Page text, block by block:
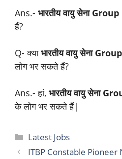
Ans.- भारतीय वायु सेना Group
हैं?
Q- क्याभारतीय वायु सेना
लोग भर सकते हैं?
Ans.- हां, भारतीय वायु सेना
के लोग भर सकते हैं|
Categories
Latest Jobs
ITBP Constable